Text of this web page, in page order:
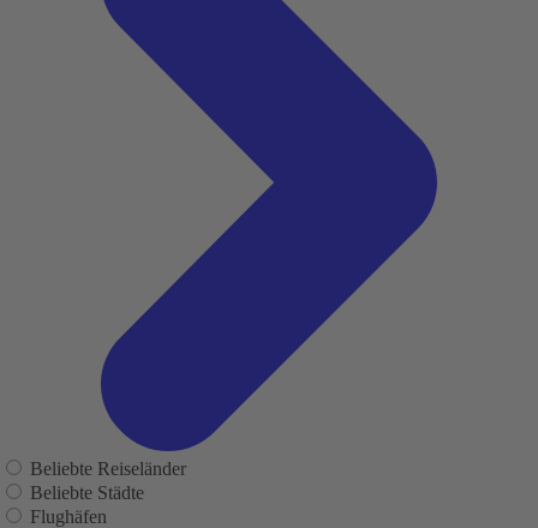
Beliebte Reiseländer
Beliebte Städte
Flughäfen